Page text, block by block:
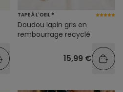
TAPE À L'OEIL ®
Doudou lapin gris en
rembourrage recyclé
15,99 €